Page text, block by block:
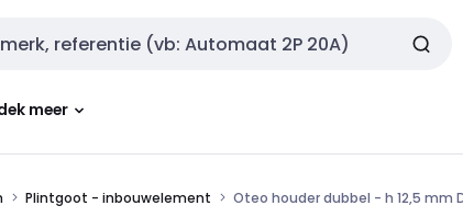
meer
Plintgoot - inbouwelement Oteo houder dubbel - h 12,5 mm